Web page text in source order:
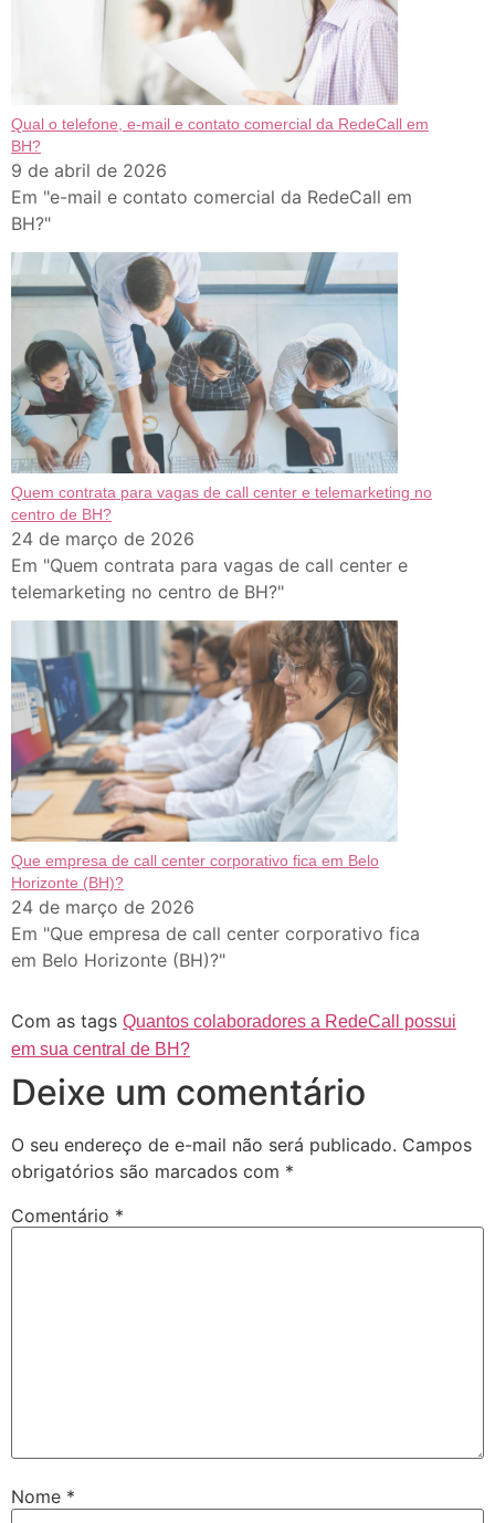
Qual o telefone, e-mail e contato comercial da RedeCall em
BH?
9 de abril de 2026
Em "e-mail e contato comercial da RedeCall em
BH?"
Quem contrata para vagas de call center e telemarketing no
centro de BH?
24 de março de 2026
Em "Quem contrata para vagas de call center e
telemarketing no centro de BH?"
Que empresa de call center corporativo fica em Belo
Horizonte (BH)?
24 de março de 2026
Em "Que empresa de call center corporativo fica
em Belo Horizonte (BH)?"
Com as tags Quantos colaboradores a RedeCall possui
em sua central de BH?
Deixe um comentário
O seu endereço de e-mail não será publicado. Campos
obrigatórios são marcados com *
Comentário *
Nome *